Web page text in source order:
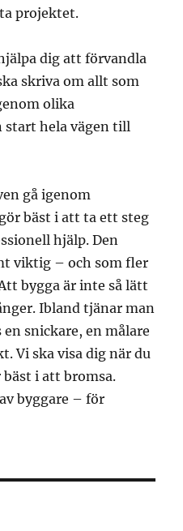
projektet.
dig att förvandla
skriva om allt som
olika
hela vägen till
gå igenom
bäst i att ta ett steg
hjälp. Den
viktig – och som fler
bygga är inte så lätt
Ibland tjänar man
snickare, en målare
Vi ska visa dig när du
bäst i att bromsa.
byggare – för